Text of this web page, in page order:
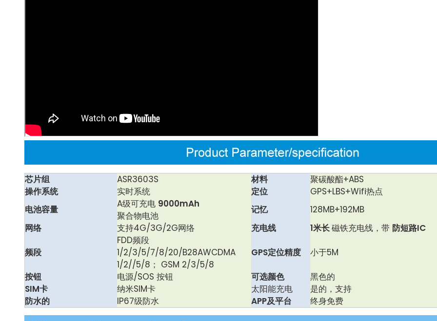
芯片组 ASR3603S 材料
聚碳酸酯+ABS
操作系统
实时系统 定位
GPS+LBS+Wifi热点
电池容量
A级可充电 9000mAh
聚合物电池
记忆
128MB+192MB
网络
支持4G/3G/2G网络 充电线 1米长磁铁充电线，带 防短路IC
频段
FDD频段
1/2/3/5/7/8/20/B28AWCDMA
1/2//5/8； GSM 2/3/5/8
GPS定位精度 小于5M
按钮 电源/SOS 按钮 可选颜色
黑色的
SIM卡
纳米SIM卡 太阳能充电
是的，支持
防水的
IP67级防水 APP及平台 终身免费